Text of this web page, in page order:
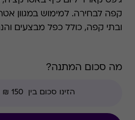
קפה לבחירה. למימוש במגוון
ובתי קפה, כולל כפל מבצעים
מה סכום המתנה?